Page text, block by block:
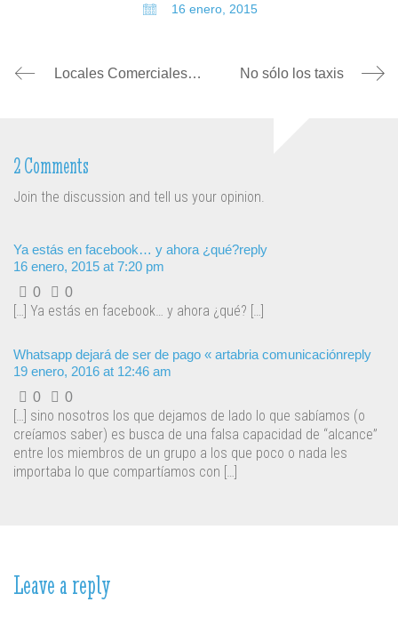
16 enero, 2015
Locales Comerciales para negocios (II): el sitio “ideal” No sólo los taxis
2 Comments
Join the discussion and tell us your opinion.
Ya estás en facebook… y ahora ¿qué?reply
16 enero, 2015 at 7:20 pm
0
0
[…] Ya estás en facebook… y ahora ¿qué? […]
Whatsapp dejará de ser de pago « artabria comunicaciónreply
19 enero, 2016 at 12:46 am
0
0
[…] sino nosotros los que dejamos de lado lo que sabíamos (o
creíamos saber) es busca de una falsa capacidad de “alcance”
entre los miembros de un grupo a los que poco o nada les
importaba lo que compartíamos con […]
Leave a reply